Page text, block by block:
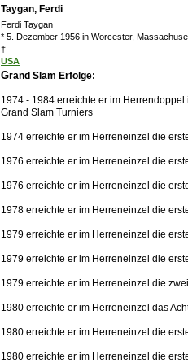
Taygan, Ferdi
Ferdi Taygan
* 5. Dezember 1956 in Worcester,
†
USA
Grand Slam Erfolge:
1974 - 1984 erreichte er im
Grand Slam Turniers
1974 erreichte er im Herreneinzel die
1976 erreichte er im Herreneinzel die
1976 erreichte er im Herreneinzel die
1978 erreichte er im Herreneinzel die
1979 erreichte er im Herreneinzel die
1979 erreichte er im Herreneinzel die
1979 erreichte er im Herreneinzel die
1980 erreichte er im Herreneinzel das
1980 erreichte er im Herreneinzel die
1980 erreichte er im Herreneinzel die